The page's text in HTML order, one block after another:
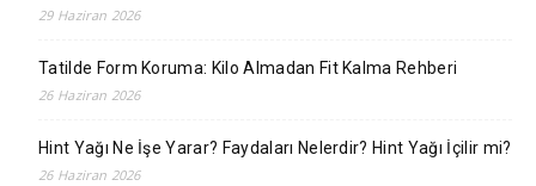
29 Haziran 2026
Tatilde Form Koruma: Kilo Almadan Fit Kalma Rehberi
26 Haziran 2026
Hint Yağı Ne İşe Yarar? Faydaları Nelerdir? Hint Yağı İçilir mi?
26 Haziran 2026